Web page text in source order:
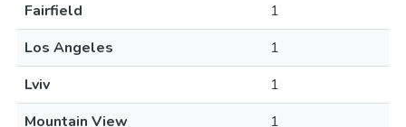
Fairfield
1
Los Angeles
1
Lviv
1
Mountain View
1